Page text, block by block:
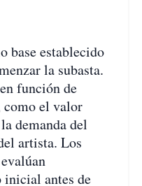
base establecido
la subasta.
función de
como el valor
demanda del
artista. Los
inicial antes de